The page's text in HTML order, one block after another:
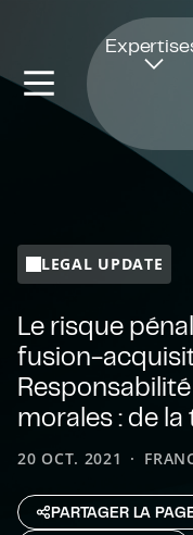
LEGAL UPDATE
Le risque
fusion-
morales : de
20 OCT. 2021
PARTAGER LA
Ouvre dans une